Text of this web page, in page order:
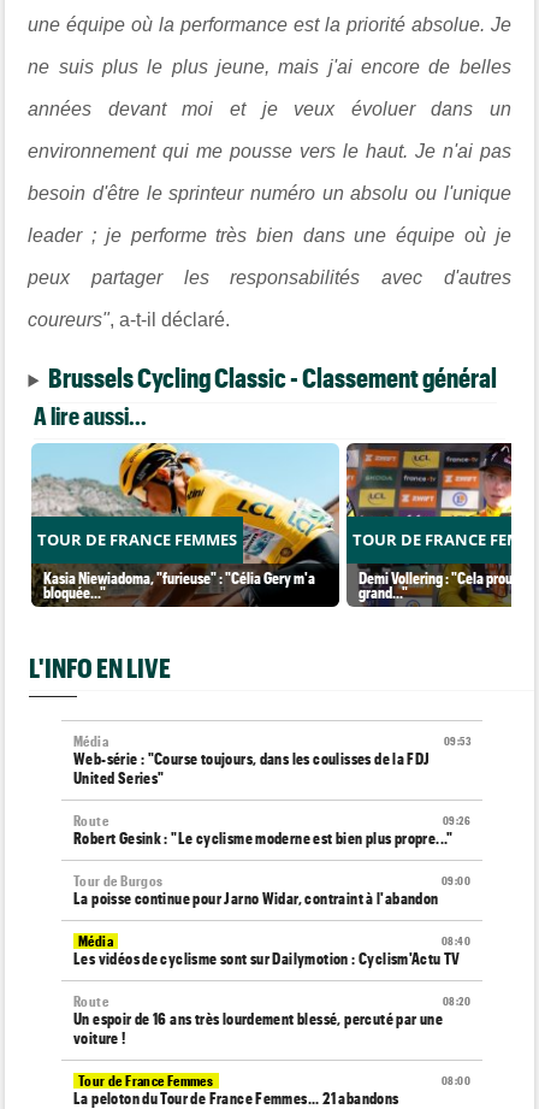
une équipe où la performance est la priorité absolue. Je
ne suis plus le plus jeune, mais j'ai encore de belles
années devant moi et je veux évoluer dans un
environnement qui me pousse vers le haut. Je n'ai pas
besoin d'être le sprinteur numéro un absolu ou l'unique
leader ; je performe très bien dans une équipe où je
peux partager les responsabilités avec d'autres
coureurs", a-t-il déclaré.
Brussels Cycling Classic - Classement général
A lire aussi...
TOUR DE FRANCE FEMMES
Kasia Niewiadoma, "furieuse" : "Célia Gery m'a
bloquée..."
TOUR DE FRANCE
Demi Vollering : "Cela prouve
grand..."
L'INFO EN LIVE
09:53
Média
Web-série : "Course toujours, dans les coulisses de la FDJ
United Series"
09:26
Route
Robert Gesink : "Le cyclisme moderne est bien plus propre..."
09:00
Tour de Burgos
La poisse continue pour Jarno Widar, contraint à l'abandon
08:40
Média
Les vidéos de cyclisme sont sur Dailymotion : Cyclism'Actu TV
08:20
Route
Un espoir de 16 ans très lourdement blessé, percuté par une
voiture !
08:00
Tour de France Femmes
La peloton du Tour de France Femmes... 21 abandons